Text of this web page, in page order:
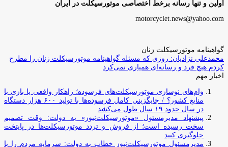
اولین و تنها رسانه برخط اختصاصی موتورسیکلت در ایران
motorcyclet.news@yahoo.com
گواهینامه موتورسیکلت زنان
محمدعلی نژادیان: روزی که مسئله گواهینامه موتورسیکلت زنان را مطرح
کردم هیچ فرد و رسانه‌ای همیاری نمی‌کرد
اخبار مهم
وام‌های نوسازی موتورسیکلت‌های فرسوده؛ راهکار واقعی یا بازی با
منابع کشور؟ / جایگزینی کامل فرسوده‌ها با تولید ۶۰۰ هزار دستگاه
در سال حدود ۱۹ سال طول می‌کشد
پیشنهاد مدیرمسئول «موتورسیکلت‌نیوز» به دولت: وقت تصمیم
سخت رسیده است؛ از فروش و تردد موتورسیکلت‌ها در پایتخت
جلوگیری کنید
مدیرمسئول موتورسیکلت‌نیوز خطاب به دولت: سرمایه مردم را با